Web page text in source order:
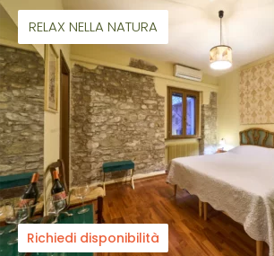
RELAX NELLA NATURA
Richiedi disponibilità